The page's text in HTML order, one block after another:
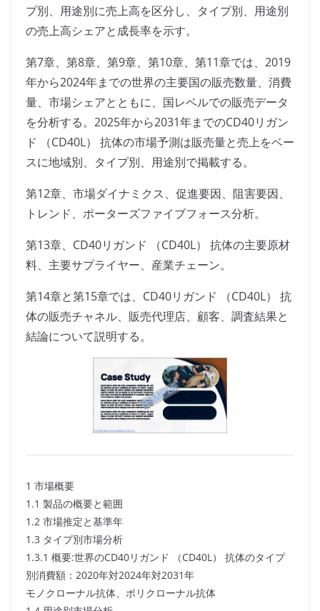
プ別、用途別に売上高を区分し、タイプ別、用途別
の売上高シェアと成長率を示す。
第7章、第8章、第9章、第10章、第11章では、2019
年から2024年までの世界の主要国の販売数量、消費
量、市場シェアとともに、国レベルでの販売データ
を分析する。2025年から2031年までのCD40リガン
ド （CD40L） 抗体の市場予測は販売量と売上をベー
スに地域別、タイプ別、用途別で掲載する。
第12章、市場ダイナミクス、促進要因、阻害要因、
トレンド、ポーターズファイブフォース分析。
第13章、CD40リガンド （CD40L） 抗体の主要原材
料、主要サプライヤー、産業チェーン。
第14章と第15章では、CD40リガンド （CD40L） 抗
体の販売チャネル、販売代理店、顧客、調査結果と
結論について説明する。
1 市場概要
1.1 製品の概要と範囲
1.2 市場推定と基準年
1.3 タイプ別市場分析
1.3.1 概要:世界のCD40リガンド （CD40L） 抗体のタイプ
別消費額：2020年対2024年対2031年
モノクローナル抗体、ポリクローナル抗体